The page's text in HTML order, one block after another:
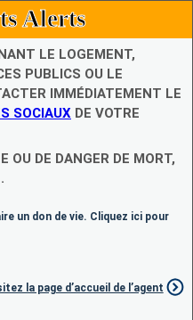
Alerts
LE LOGEMENT,
PUBLICS OU LE
IMMÉDIATEMENT LE
SOCIAUX DE VOTRE
OU DE DANGER DE MORT,
un don de vie. Cliquez ici pour
la page d’accueil de l’agent